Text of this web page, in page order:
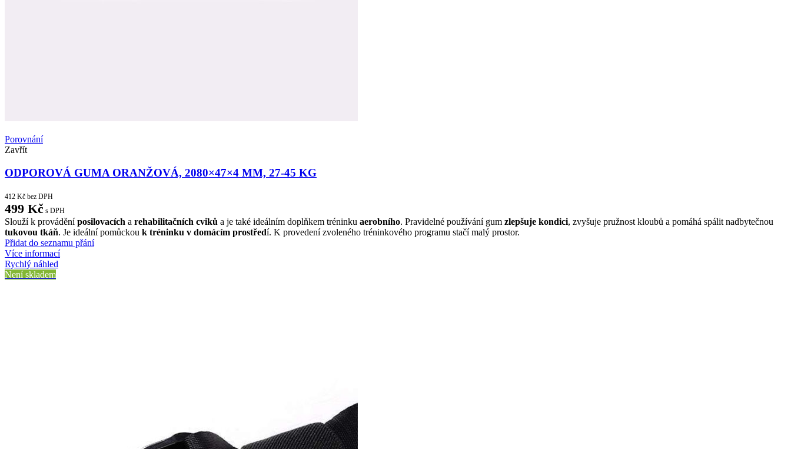
Porovnání
Zavřít
ODPOROVÁ GUMA ORANŽOVÁ, 2080×47×4 MM, 27-45 KG
412 Kč bez DPH
499 Kč s DPH
Slouží k prováděníposilovacích a rehabilitačních cviků a je také ideálním doplňkem tréninku aerobního. Pravidelné používání gum zlepšuje kondici, zvyšuje pružnost kloubů a pomáhá spálit nadbytečnou
tukovou tkáň. Je ideální pomůckou k tréninku v domácím prostředí. K provedení zvoleného tréninkového programu stačí malý prostor.
Přidat do seznamu přání
Více informací
Rychlý náhled
Není skladem